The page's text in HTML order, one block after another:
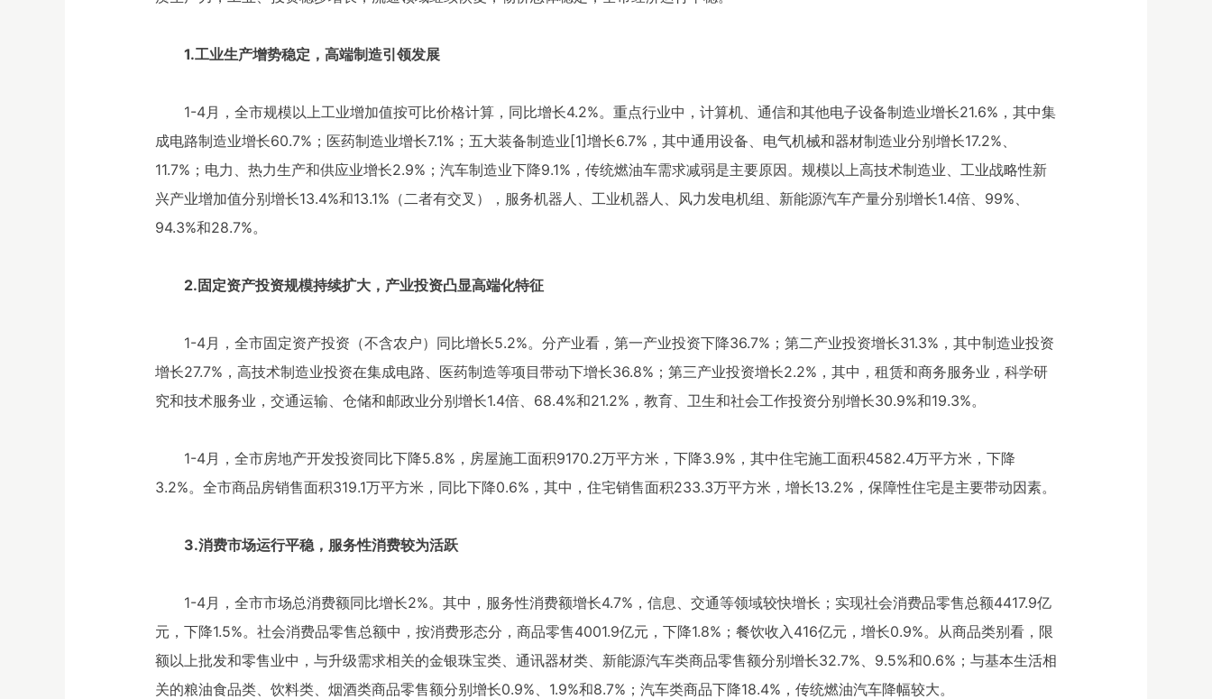
1.工业生产增势稳定，高端制造引领发展
1-4月，全市规模以上工业增加值按可比价格计算，同比增长4.2%。重点行业中，计算机、通信和其他电子设备制造业增长21.6%，其中集
成电路制造业增长60.7%；医药制造业增长7.1%；五大装备制造业 [1]增长6.7%，其中通用设备、电气机械和器材制造业分别增长17.2%、
11.7%；电力、热力生产和供应业增长2.9%；汽车制造业下降9.1%，传统燃油车需求减弱是主要原因。规模以上高技术制造业、工业战略性新
兴产业增加值分别增长13.4%和13.1%（二者有交叉），服务机器人、工业机器人、风力发电机组、新能源汽车产量分别增长1.4倍、99%、
94.3%和28.7%。
2.固定资产投资规模持续扩大，产业投资凸显高端化特征
1-4月，全市固定资产投资（不含农户）同比增长5.2%。分产业看，第一产业投资下降36.7%；第二产业投资增长31.3%，其中制造业投资
增长27.7%，高技术制造业投资在集成电路、医药制造等项目带动下增长36.8%；第三产业投资增长2.2%，其中，租赁和商务服务业，科学研
究和技术服务业，交通运输、仓储和邮政业分别增长1.4倍、68.4%和21.2%，教育、卫生和社会工作投资分别增长30.9%和19.3%。
1-4月，全市房地产开发投资同比下降5.8%，房屋施工面积9170.2万平方米，下降3.9%，其中住宅施工面积4582.4万平方米，下降
3.2%。全市商品房销售面积319.1万平方米，同比下降0.6%，其中，住宅销售面积233.3万平方米，增长13.2%，保障性住宅是主要带动因素。
3.消费市场运行平稳，服务性消费较为活跃
1-4月，全市市场总消费额同比增长2%。其中，服务性消费额增长4.7%，信息、交通等领域较快增长；实现社会消费品零售总额4417.9亿
元，下降1.5%。社会消费品零售总额中，按消费形态分，商品零售4001.9亿元，下降1.8%；餐饮收入416亿元，增长0.9%。从商品类别看，限
额以上批发和零售业中，与升级需求相关的金银珠宝类、通讯器材类、新能源汽车类商品零售额分别增长32.7%、9.5%和0.6%；与基本生活相
关的粮油食品类、饮料类、烟酒类商品零售额分别增长0.9%、1.9%和8.7%；汽车类商品下降18.4%，传统燃油汽车降幅较大。